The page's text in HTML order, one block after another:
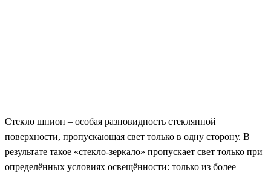
Стекло шпион – особая разновидность стеклянной
поверхности, пропускающая свет только в одну сторону. В
результате такое «стекло-зеркало» пропускает свет только при
определённых условиях освещённости: только из более